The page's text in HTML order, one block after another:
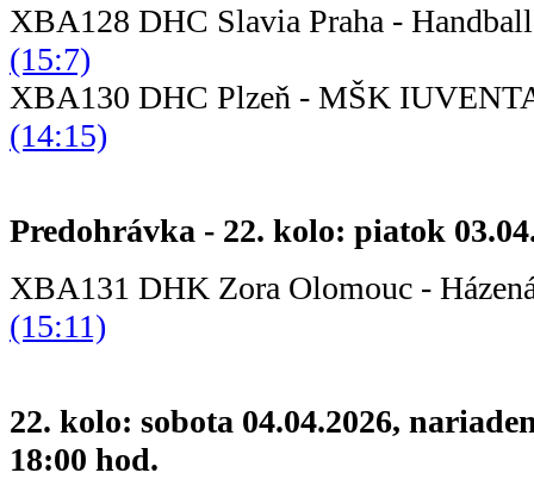
XBA128 DHC Slavia Praha -
(15:7)
XBA130 DHC Plzeň - MŠK
(14:15)
Predohrávka - 22. kolo: piatok
XBA131 DHK Zora Olomouc -
(15:11)
22. kolo: sobota 04.04.2026,
18:00 hod.